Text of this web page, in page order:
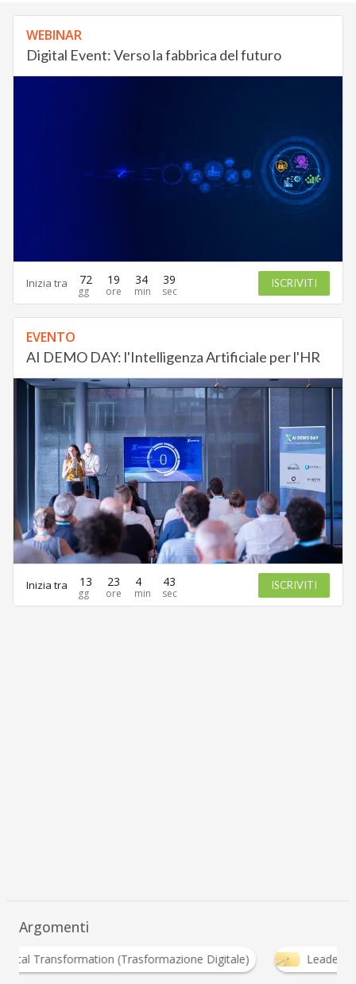
WEBINAR
Digital Event: Verso la fabbrica del futuro
Inizia tra 72 19 34 38 ISCRIVITI
EVENTO
AI DEMO DAY: l'Intelligenza Artificiale per l'HR
Inizia tra 13 23 4 43 ISCRIVITI
Argomenti
Digital Transformation (Trasformazione Digitale)